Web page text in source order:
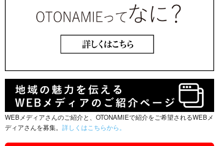
WEBメディアさんのご紹介と、OTONAMIEで紹介をご希望されるWEBメ
ディアさんを募集。 詳しくはこちらから。